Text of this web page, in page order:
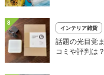
8
インテリア雑貨
話題の光目覚
コミや評判は